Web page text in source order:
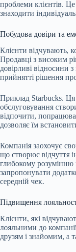
проблеми клієнтів.
знаходити
Побудова довіри та
Клієнти відчувають,
Продавці з високим
довірливі відносини
прийнятті рішення
Приклад Starbucks.
обслуговування
відпочити,
дозволяє їм
Компанія заохочує
що створює відчуття
глибокому розумінню
запропонувати
середній чек.
Підвищення
Клієнти, які
лояльними до
друзям і знайомим, а